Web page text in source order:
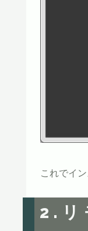
これでイ
2.リ